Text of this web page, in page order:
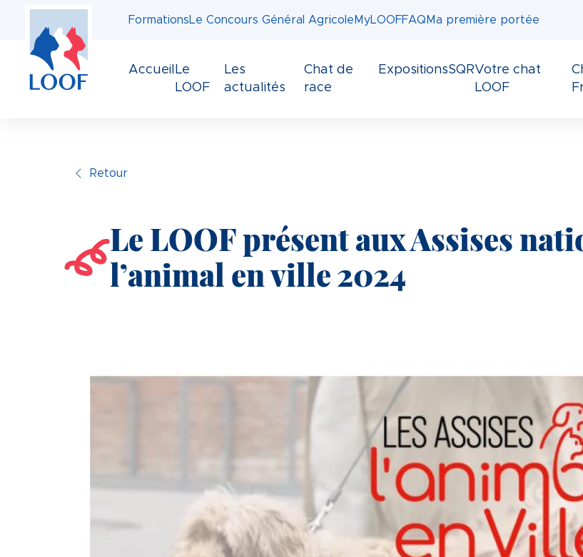
contenu
principal
FormationsLe Concours Général Agricole MyLOOFFAQ Ma première portée
Accueil Le
LOOF
Les
actualités
Chat de
race
ExpositionsSQRVotre chat
LOOF
Retour
Le LOOF présent aux Assises
l’animal en ville 2024
Panneau de gestion des cookies